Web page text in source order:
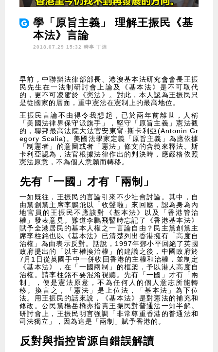
學「原旨主義」 理解王振民《基
本法》言論
2018.07.29 15:32 時事 丁煌
早前，中聯辦法律部部長、港澳基本法研究會會長王振
民先生在一法制研討會上論及《基本法》是不可取代
的，更不可凌駕於《憲法》。對此，本人認為王振民只
是從國家的層面，重申憲法在憲制上的最高地位。
王振民言論不由得令我想起，已於兩年前離世，人稱
「美國法律界保守派旗手」，堅守「原旨主義」憲法觀
的，聯邦最高法院大法官安東甯·斯卡利亞(Antonin Gr
egory Scalia)。美國法學家定義「原旨主義」為應依據
「制憲者」的意圖或者「憲法」條文的含義來釋法。斯
卡利亞認為，法官根據法律作出的判決時，應嚴格依照
憲法原意，不為個人意願而轉移。
先有「一國」才有「兩制」
一如既往，王振民的言論引來不少社會討論。其中，自
由黨創黨主席李鵬飛以「收聲啦」來回應，認為身為內
地官員的王振民不應該對《基本法》以及「香港管治
權」發表意見。難道李鵬飛暫時忘記了《香港基本法》
賦予全港居民的基本人權之一言論自由？民主黨創黨主
席李柱銘也以《基本法》已清楚列出香港擁有「高度自
治權」為由表示反對。話說，1997年鄧小平回絕了英國
政府提出的「以主權換治權」的建議之後，中國政府於
7月1日從英國手中一併收回香港的主權和治權，並制定
《基本法》，在「一國兩制」的框架，予以港人高度自
治權。請李柱銘不要混淆視聽。先有「一國」才有「兩
制」，便是憲法原意，不為任何人的個人意志所能轉
移。換言之，「憲法」是上位法，「基本法」為下位
法。用王振民的話來說，《基本法》是對憲法的補充和
修改。公民黨楊岳橋亦指責王振民對普通法一知半解。
研討會上，王振民明言強調「非常尊重香港的普通法和
司法獨立」，因為這是「兩制」賦予香港的。
反對與指控皆源自錯誤解讀